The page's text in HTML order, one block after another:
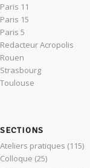
Paris 11
Paris 15
Paris 5
Redacteur Acropolis
Rouen
Strasbourg
Toulouse
SECTIONS
Ateliers pratiques (115)
Colloque (25)